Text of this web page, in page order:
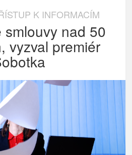
K INFORMACÍM
smlouvy nad 50
vyzval premiér